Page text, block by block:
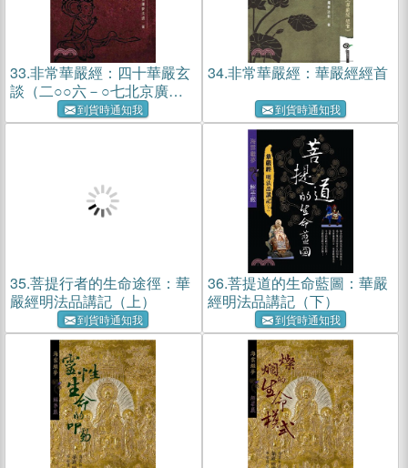
33.非常華嚴經：四十華嚴玄
談（二○○六－○七北京廣化
寺講記）
到貨時通知我
34.非常華嚴經：華嚴經經首
到貨時通知我
35.菩提行者的生命途徑：華
嚴經明法品講記（上）
到貨時通知我
36.菩提道的生命藍圖：華嚴
經明法品講記（下）
到貨時通知我